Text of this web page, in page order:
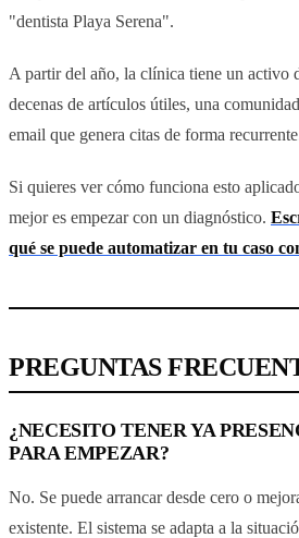
"dentista Playa Serena".
A partir del año, la clínica tiene un activo
decenas de artículos útiles, una
email que genera citas de forma
Si quieres ver cómo funciona esto
mejor es empezar con un diagnóstico.
qué se puede automatizar en tu caso
PREGUNTAS
¿NECESITO TENER YA
PARA EMPEZAR?
No. Se puede arrancar desde cero o
existente. El sistema se adapta a la